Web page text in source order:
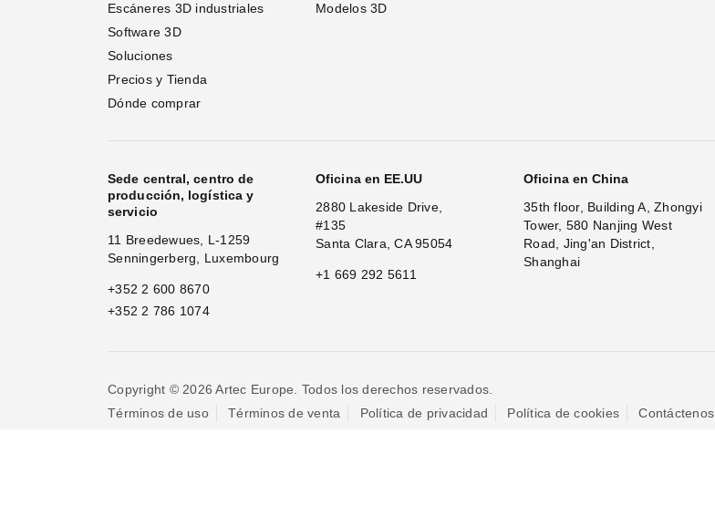
Escáneres 3D industriales
Software 3D
Soluciones
Precios y Tienda
Dónde comprar
Modelos 3D
Sede central, centro de
producción, logística y
servicio
11 Breedewues, L-1259
Senningerberg, Luxembourg
+352 2 600 8670
+352 2 786 1074
Oficina en EE.UU
2880 Lakeside Drive,
#135
Santa Clara, CA 95054
+1 669 292 5611
Oficina en China
35th floor, Building A, Zhongyi
Tower, 580 Nanjing West
Road, Jing'an District,
Shanghai
Copyright © 2026 Artec Europe. Todos los derechos reservados.
Términos de uso
Términos de venta Política de privacidad Política de cookies Contáctenos